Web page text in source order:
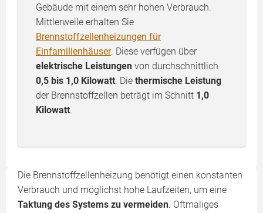
Gebäude mit einem sehr hohen Verbrauch.
Mittlerweile erhalten Sie
Brennstoffzellenheizungen für
Einfamilienhäuser. Diese verfügen über
elektrische Leistungen von durchschnittlich
0,5 bis 1,0 Kilowatt. Die thermische Leistung
der Brennstoffzellen beträgt im Schnitt 1,0
Kilowatt.
Die Brennstoffzellenheizung benötigt einen konstanten
Verbrauch und möglichst hohe Laufzeiten, um eine
Taktung des Systems zu vermeiden. Oftmaliges